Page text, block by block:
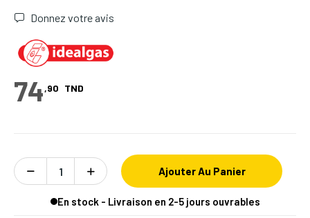
Donnez votre avis
74,90 TND
Ajouter Au Panier
En stock - Livraison en 2-5 jours ouvrables